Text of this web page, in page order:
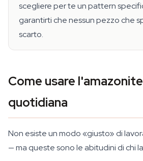
scegliere per te un pattern
garantirti che nessun pezzo che
scarto.
Come usare
quotidiana
Non esiste un modo «giusto» di
— ma queste sono le abitudini di chi